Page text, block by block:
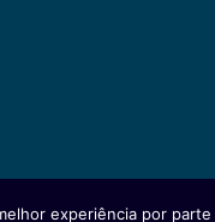
os direitos reservados
experiência por